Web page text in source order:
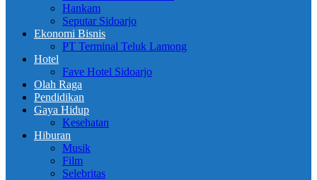
Hankam
Seputar Sidoarjo
Ekonomi Bisnis
PT Terminal Teluk Lamong
Hotel
Fave Hotel Sidoarjo
Olah Raga
Pendidikan
Gaya Hidup
Kesehatan
Hiburan
Musik
Film
Selebritas